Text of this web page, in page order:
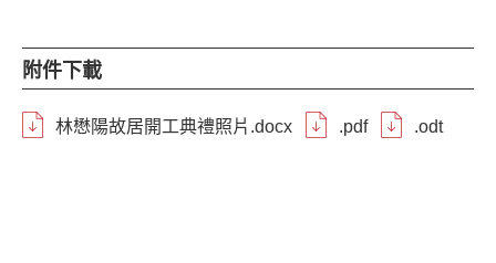
附件下載
林懋陽故居開工典禮照片.docx .pdf .odt